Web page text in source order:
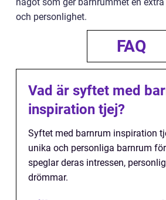
och personlighet.
FAQ
Vad är syftet med
inspiration tjej?
Syftet med barnrum inspiration
unika och personliga barnrum
speglar deras intressen,
drömmar.